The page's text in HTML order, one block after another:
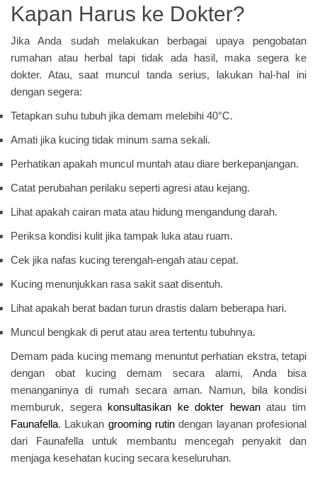
Kapan Harus ke Dokter?
Jika Anda sudah melakukan berbagai upaya pengobatan
rumahan atau herbal tapi tidak ada hasil, maka segera ke
dokter. Atau, saat muncul tanda serius, lakukan hal-hal ini
dengan segera:
Tetapkan suhu tubuh jika demam melebihi 40°C.
Amati jika kucing tidak minum sama sekali.
Perhatikan apakah muncul muntah atau diare berkepanjangan.
Catat perubahan perilaku seperti agresi atau kejang.
Lihat apakah cairan mata atau hidung mengandung darah.
Periksa kondisi kulit jika tampak luka atau ruam.
Cek jika nafas kucing terengah‑engah atau cepat.
Kucing menunjukkan rasa sakit saat disentuh.
Lihat apakah berat badan turun drastis dalam beberapa hari.
Muncul bengkak di perut atau area tertentu tubuhnya.
Demam pada kucing memang menuntut perhatian ekstra, tetapi
dengan obat kucing demam secara alami, Anda bisa
menanganinya di rumah secara aman. Namun, bila kondisi
memburuk, segera konsultasikan ke dokter hewanatau tim
Faunafella. Lakukan grooming rutin dengan layanan profesional
dari Faunafella untuk membantu mencegah penyakit dan
menjaga kesehatan kucing secara keseluruhan.